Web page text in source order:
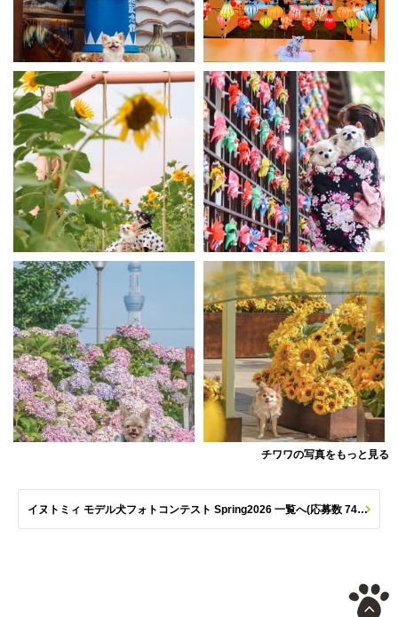
チワワの写真をもっと見る
イヌトミィ モデル犬フォトコンテスト Spring2026 一覧へ(応募数 747枚)